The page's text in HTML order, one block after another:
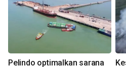
Pelindo optimalkan sarana